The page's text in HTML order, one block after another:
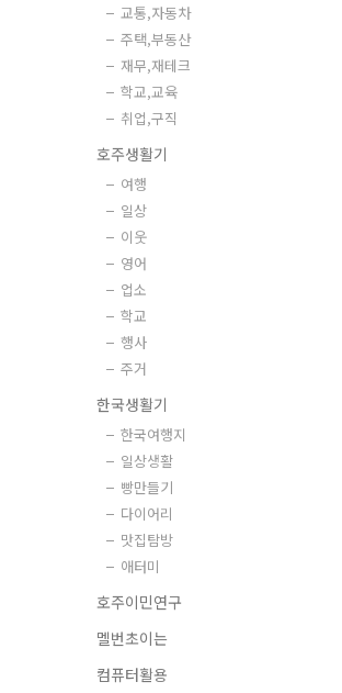
교통,자동차
주택,부동산
재무,재테크
학교,교육
취업,구직
호주생활기
여행
일상
이웃
영어
업소
학교
행사
주거
한국생활기
한국여행지
일상생활
빵만들기
다이어리
맛집탐방
애터미
호주이민연구
멜번초이는
컴퓨터활용